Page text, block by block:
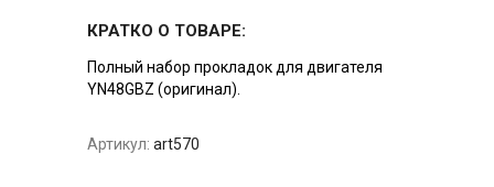
КРАТКО О ТОВАРЕ:
Полный набор прокладок для двигателя
YN48GBZ (оригинал).
Артикул: art570